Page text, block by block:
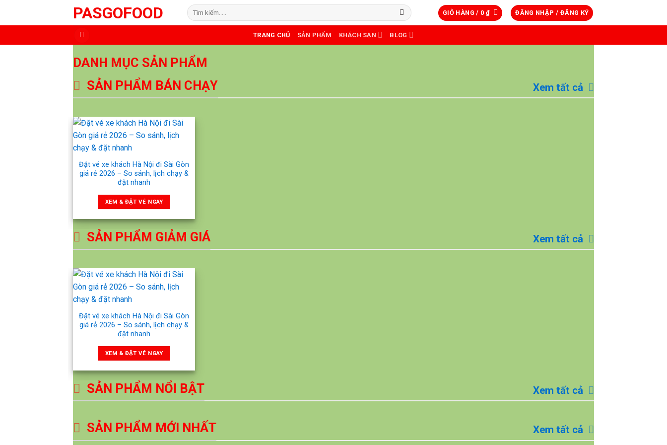
PASGOFOOD
Tìm
kiếm:
GIỎ HÀNG / 0 ₫ ĐĂNG NHẬP / ĐĂNG KÝ
TRANG CHỦ SẢN PHẨM KHÁCH SẠN BLOG
DANH MỤC SẢN PHẨM
SẢN PHẨM BÁN CHẠY
Xem tất cả
Đặt vé xe khách Hà Nội đi Sài Gòn
giá rẻ 2026 – So sánh, lịch chạy &
đặt nhanh
XEM & ĐẶT VÉ NGAY
SẢN PHẨM GIẢM GIÁ Xem tất cả
Đặt vé xe khách Hà Nội đi Sài Gòn
giá rẻ 2026 – So sánh, lịch chạy &
đặt nhanh
XEM & ĐẶT VÉ NGAY
SẢN PHẨM NỔI BẬT Xem tất cả
SẢN PHẨM MỚI NHẤT Xem tất cả